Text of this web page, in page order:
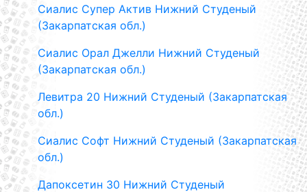
Сиалис Супер Актив Нижний Студеный
(Закарпатская обл.)
Сиалис Орал Джелли Нижний Студеный
(Закарпатская обл.)
Левитра 20 Нижний Студеный (Закарпатская
обл.)
Сиалис Софт Нижний Студеный (Закарпатская
обл.)
Дапоксетин 30 Нижний Студеный